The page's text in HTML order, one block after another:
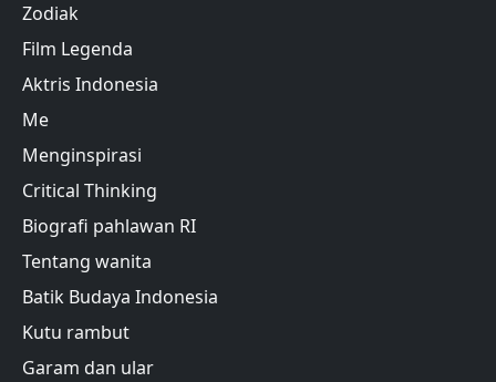
Zodiak
Film Legenda
Aktris Indonesia
Me
Menginspirasi
Critical Thinking
Biografi pahlawan RI
Tentang wanita
Batik Budaya Indonesia
Kutu rambut
Garam dan ular